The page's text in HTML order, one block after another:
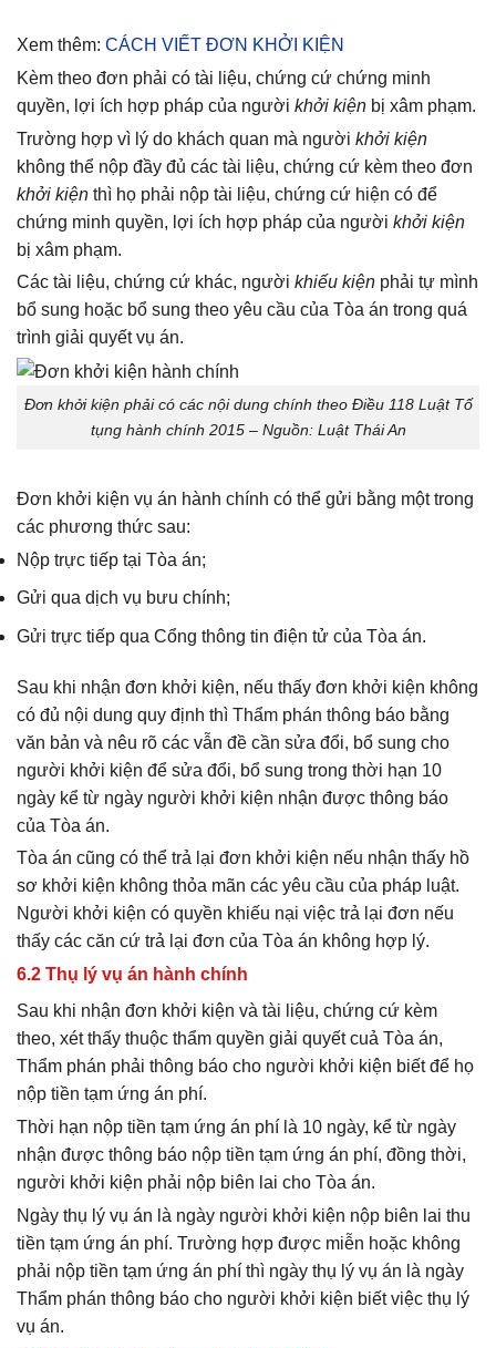
Xem thêm: CÁCH VIẾT ĐƠN KHỞI KIỆN
Kèm theo đơn phải có tài liệu, chứng cứ chứng minh
quyền, lợi ích hợp pháp của người khởi kiện bị xâm phạm.
Trường hợp vì lý do khách quan mà người khởi kiện
không thể nộp đầy đủ các tài liệu, chứng cứ kèm theo đơn
khởi kiện thì họ phải nộp tài liệu, chứng cứ hiện có để
chứng minh quyền, lợi ích hợp pháp của người khởi kiện
bị xâm phạm.
Các tài liệu, chứng cứ khác, người khiếu kiện phải tự mình
bổ sung hoặc bổ sung theo yêu cầu của Tòa án trong quá
trình giải quyết vụ án.
Đơn khởi kiện phải có các nội dung chính theo Điều 118 Luật Tố
tụng hành chính 2015 – Nguồn: Luật Thái An
Đơn khởi kiện vụ án hành chính có thể gửi bằng một trong
các phương thức sau:
Nộp trực tiếp tại Tòa án;
Gửi qua dịch vụ bưu chính;
Gửi trực tiếp qua Cổng thông tin điện tử của Tòa án.
Sau khi nhận đơn khởi kiện, nếu thấy đơn khởi kiện không
có đủ nội dung quy định thì Thẩm phán thông báo bằng
văn bản và nêu rõ các vẫn đề cần sửa đổi, bổ sung cho
người khởi kiện để sửa đổi, bổ sung trong thời hạn 10
ngày kể từ ngày người khởi kiện nhận được thông báo
của Tòa án.
Tòa án cũng có thể trả lại đơn khởi kiện nếu nhận thấy hồ
sơ khởi kiện không thỏa mãn các yêu cầu của pháp luật.
Người khởi kiện có quyền khiếu nại việc trả lại đơn nếu
thấy các căn cứ trả lại đơn của Tòa án không hợp lý.
6.2 Thụ lý vụ án hành chính
Sau khi nhận đơn khởi kiện và tài liệu, chứng cứ kèm
theo, xét thấy thuộc thẩm quyền giải quyết cuả Tòa án,
Thẩm phán phải thông báo cho người khởi kiện biết để họ
nộp tiền tạm ứng án phí.
Thời hạn nộp tiền tạm ứng án phí là 10 ngày, kể từ ngày
nhận được thông báo nộp tiền tạm ứng án phí, đồng thời,
người khởi kiện phải nộp biên lai cho Tòa án.
Ngày thụ lý vụ án là ngày người khởi kiện nộp biên lai thu
tiền tạm ứng án phí. Trường hợp được miễn hoặc không
phải nộp tiền tạm ứng án phí thì ngày thụ lý vụ án là ngày
Thẩm phán thông báo cho người khởi kiện biết việc thụ lý
vụ án.